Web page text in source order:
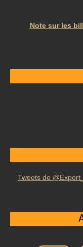
Note sur les
Tweets de